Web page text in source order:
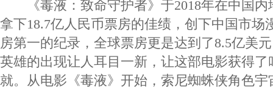
《毒液：致命守护者》于2018年在中国内
拿下18.7亿人民币票房的佳绩，创下中国市场
房第一的纪录，全球票房更是达到了8.5亿美
英雄的出现让人耳目一新，让这部电影获得
就。从电影《毒液》开始，索尼蜘蛛侠角色